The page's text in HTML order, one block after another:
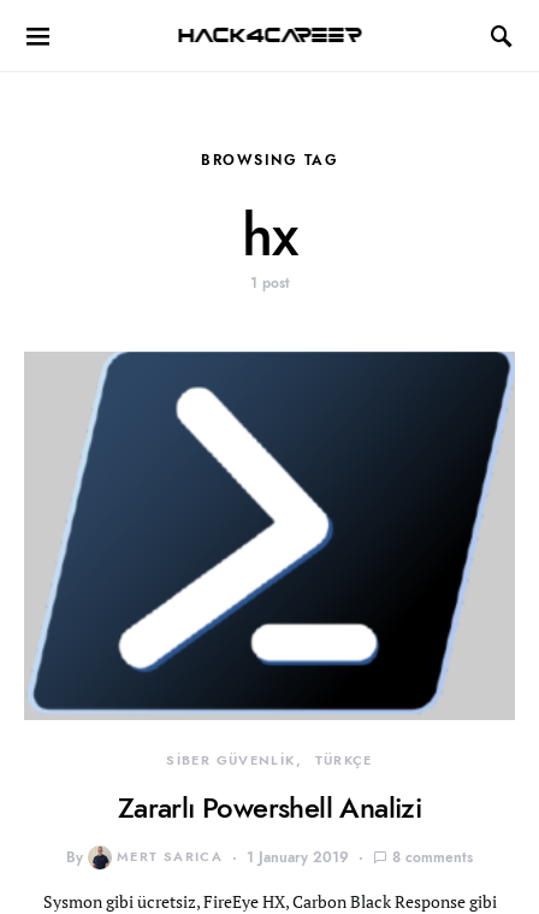
Hack4Career
BROWSING TAG
hx
1 post
SİBER GÜVENLİK TÜRKÇE
Zararlı Powershell Analizi
By MERT SARICA 1 January 2019 8 comments
Sysmon gibi ücretsiz, FireEye HX, Carbon Black Response gibi